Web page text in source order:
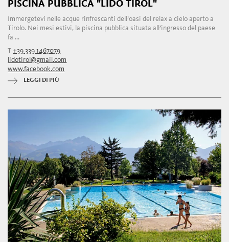
PISCINA PUBBLICA "LIDO TIROL"
Immergetevi nelle acque rinfrescanti dell’oasi del relax a cielo aperto a
Tirolo. Nei mesi estivi, la piscina pubblica situata all’ingresso del paese
fa ...
T+39 339 1467079
lidotirol@gmail.com
www.facebook.com
LEGGI DI PIÙ